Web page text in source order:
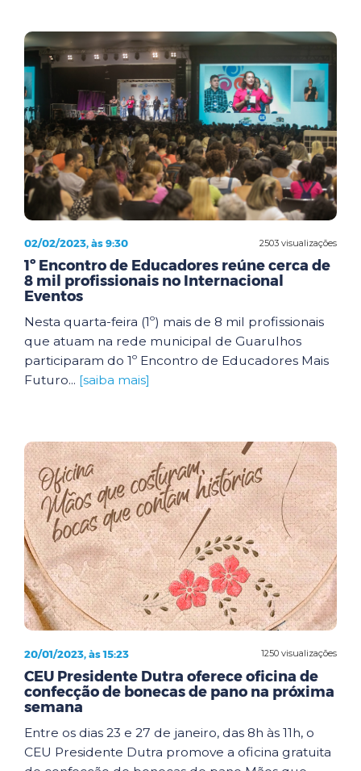
2503 visualizações
02/02/2023, às 9:30
1º Encontro de Educadores reúne cerca de
8 mil profissionais no Internacional
Eventos
Nesta quarta-feira (1º) mais de 8 mil profissionais
que atuam na rede municipal de Guarulhos
participaram do 1º Encontro de Educadores Mais
Futuro... [saiba mais]
1250 visualizações
20/01/2023, às 15:23
CEU Presidente Dutra oferece oficina de
confecção de bonecas de pano na próxima
semana
Entre os dias 23 e 27 de janeiro, das 8h às 11h, o
CEU Presidente Dutra promove a oficina gratuita